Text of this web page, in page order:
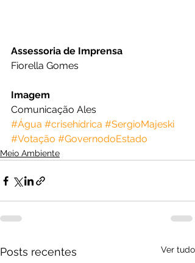
Assessoria de Imprensa
Fiorella Gomes
Imagem
Comunicação Ales
#Água #crisehídrica #SergioMajeski
#Votação #GovernodoEstado
Meio Ambiente
Posts recentes Ver tudo